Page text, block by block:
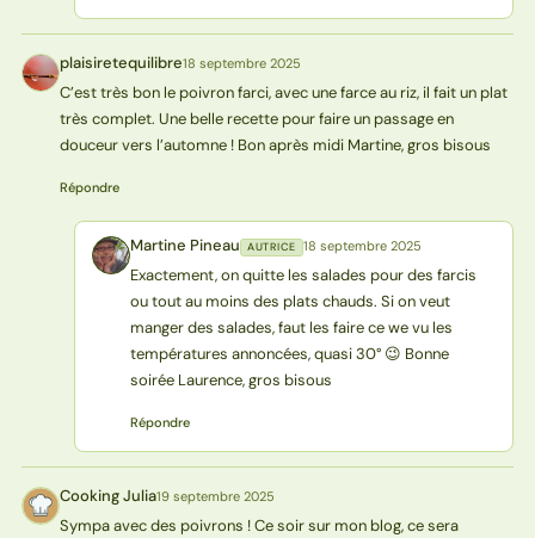
P plaisiretequilibre18 septembre 2025
C’est très bon le poivron farci, avec une farce au riz, il fait un plat
très complet. Une belle recette pour faire un passage en
douceur vers l’automne ! Bon après midi Martine, gros bisous
Répondre
MP Martine Pineau AUTRICE 18 septembre 2025
Exactement, on quitte les salades pour des farcis
ou tout au moins des plats chauds. Si on veut
manger des salades, faut les faire ce we vu les
températures annoncées, quasi 30° 😉 Bonne
soirée Laurence, gros bisous
Répondre
CJ Cooking Julia19 septembre 2025
Sympa avec des poivrons ! Ce soir sur mon blog, ce sera